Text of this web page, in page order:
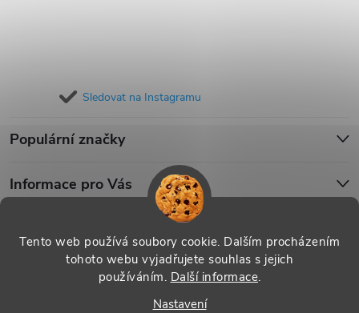
Tento web používá soubory cookie. Dalším procházením
tohoto webu vyjadřujete souhlas s jejich
používáním. Další informace.
Nastavení
Sledovat na Instagramu
Populární značky
Informace pro Vás
Copyright 2026 . Všechna práva vyhrazena.
nastavení cookies